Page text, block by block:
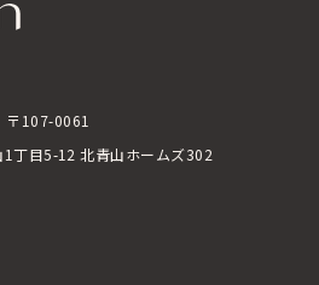
〒107-0061
1丁目5-12 北青山ホームズ302